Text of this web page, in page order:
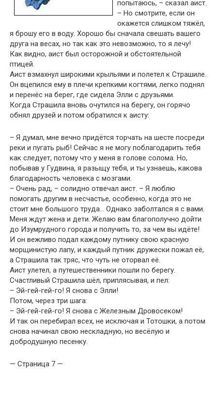
попытаюсь, – сказал аист.
– Но смотрите, если он
окажется слишком тяжёл,
я брошу его в воду. Хорошо бы сначала свешать вашего
друга на весах, но так как это невозможно, то я лечу!
Как видно, аист был осторожной и обстоятельной
птицей.
Аист взмахнул широкими крыльями и полетел к Страшиле.
Он вцепился ему в плечи крепкими когтями, легко поднял
и перенёс на берег, где сидела Элли с друзьями.
Когда Страшила вновь очутился на берегу, он горячо
обнял друзей и потом обратился к аисту:
– Я думал, мне вечно придётся торчать на шесте посреди
реки и пугать рыб! Сейчас я не могу поблагодарить тебя
как следует, потому что у меня в голове солома. Но,
побывав у Гудвина, я разыщу тебя, и ты узнаешь, какова
благодарность человека с мозгами.
– Очень рад, – солидно отвечал аист. – Я люблю
помогать другим в несчастье, особенно, когда это не
стоит мне большого труда… Однако заболтался я с вами.
Меня ждут жена и дети. Желаю вам благополучно дойти
до Изумрудного города и получить то, за чем вы идёте!
И он вежливо подал каждому путнику свою красную
морщинистую лапу, и каждый путник дружески пожал её,
а Страшила так тряс, что чуть не оторвал её.
Аист улетел, а путешественники пошли по берегу.
Счастливый Страшила шёл, приплясывая, и пел:
– Эй-гей-гей-го! Я снова с Элли!
Потом, через три шага:
– Эй-гей-гей-го! Я снова с Железным Дровосеком!
И так он перебирал всех, не исключая и Тотошки, а потом
снова начинал свою нескладную, но весёлую и
добродушную песенку.
— Страница 7 —